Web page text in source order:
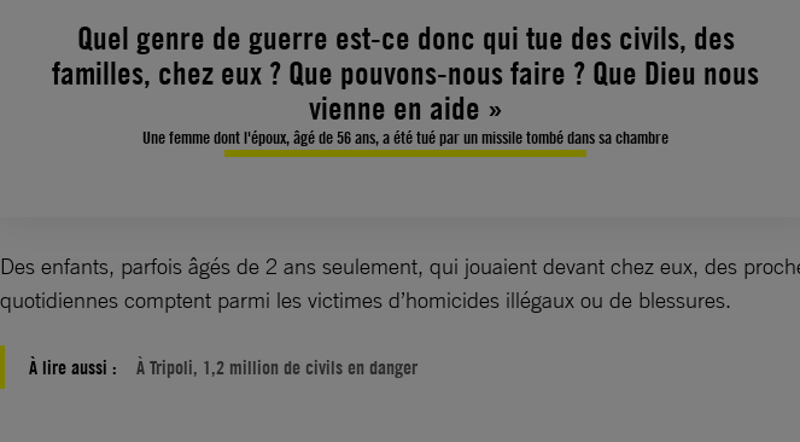
Quel genre de guerre est-ce donc qui tue des civils, des
familles, chez eux ? Que pouvons-nous faire ? Que Dieu nous
vienne en aide »
Une femme dont l'époux, âgé de 56 ans, a été tué par un missile tombé dans sa chambre
Des enfants, parfois âgés de 2 ans seulement, qui jouaient devant chez eux, des
quotidiennes comptent parmi les victimes d’homicides illégaux ou de blessures.
À lire aussi : À Tripoli, 1,2 million de civils en danger